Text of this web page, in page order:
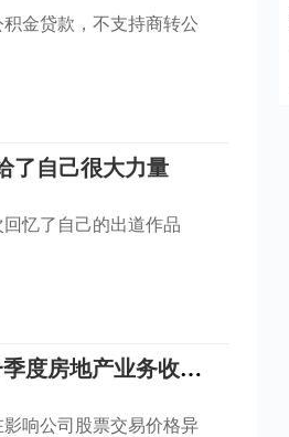
金贷款，不支持商转公
了自己很大力量
忆了自己的出道作品
3连板云南城投：目前生产经营正常 一季度房地产业务收入仅占总体收入的1.31%
响公司股票交易价格异